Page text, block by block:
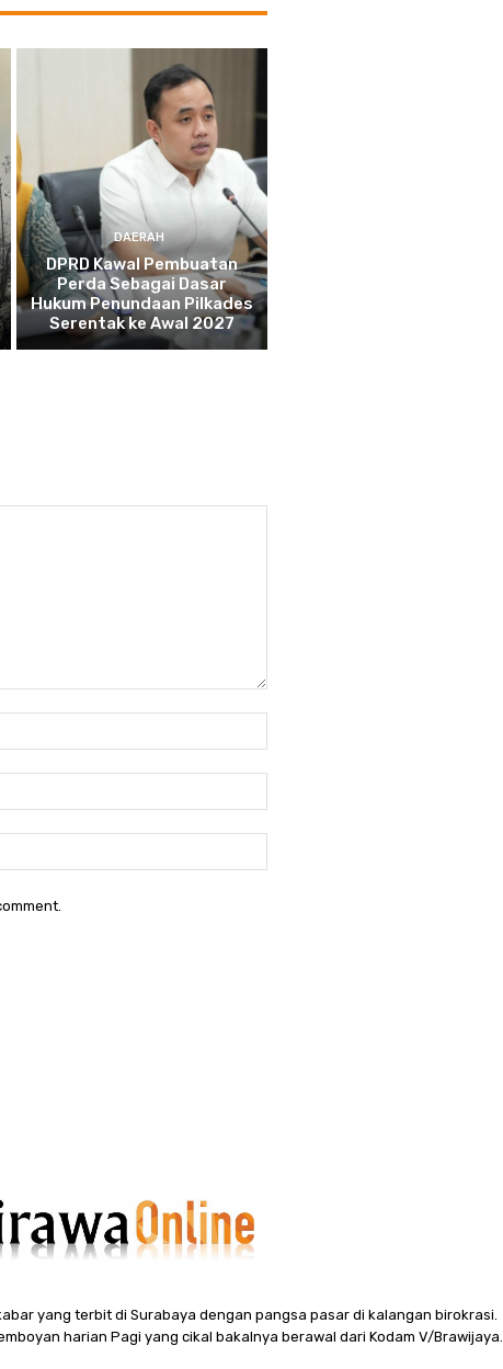
DAERAH
DPRD Kawal Pembuatan
Perda Sebagai Dasar
Hukum Penundaan Pilkades
Serentak ke Awal 2027
yang terbit di Surabaya dengan pangsa pasar di kalangan birokrasi.
harian Pagi yang cikal bakalnya berawal dari Kodam V/Brawijaya.